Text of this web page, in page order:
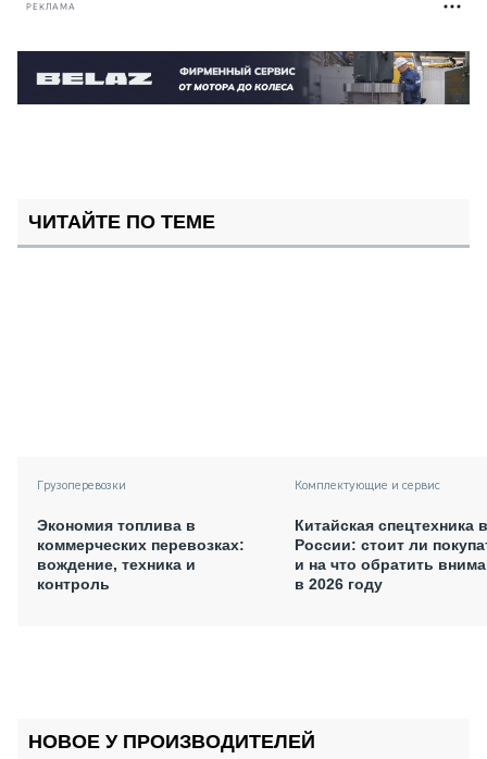
РЕКЛАМА
ЧИТАЙТЕ ПО ТЕМЕ
Грузоперевозки
Экономия топлива в
коммерческих перевозках:
вождение, техника и
контроль
Комплектующие и сервис
Китайская спецтехника в
России: стоит ли
и на что обратить
в 2026 году
НОВОЕ У ПРОИЗВОДИТЕЛЕЙ